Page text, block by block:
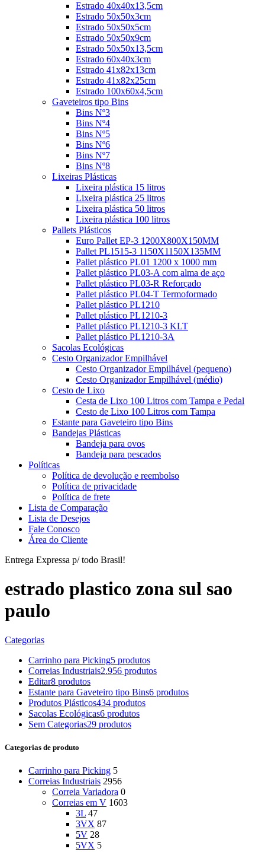
Estrado 40x40x13,5cm
Estrado 50x50x3cm
Estrado 50x50x5cm
Estrado 50x50x9cm
Estrado 50x50x13,5cm
Estrado 60x40x3cm
Estrado 41x82x13cm
Estrado 41x82x25cm
Estrado 100x60x4,5cm
Gaveteiros tipo Bins
Bins Nº3
Bins Nº4
Bins Nº5
Bins Nº6
Bins Nº7
Bins Nº8
Lixeiras Plásticas
Lixeira plástica 15 litros
Lixeira plástica 25 litros
Lixeira plástica 50 litros
Lixeira plástica 100 litros
Pallets Plásticos
Euro Pallet EP-3 1200X800X150MM
Pallet PL1515-3 1150X1150X135MM
Pallet plástico PL01 1200 x 1000 mm
Pallet plástico PL03-A com alma de aço
Pallet plástico PL03-R Reforçado
Pallet plástico PL04-T Termoformado
Pallet plástico PL1210
Pallet plástico PL1210-3
Pallet plástico PL1210-3 KLT
Pallet plástico PL1210-3A
Sacolas Ecológicas
Cesto Organizador Empilhável
Cesto Organizador Empilhável (pequeno)
Cesto Organizador Empilhável (médio)
Cesto de Lixo
Cesta de Lixo 100 Litros com Tampa e Pedal
Cesto de Lixo 100 Litros com Tampa
Estante para Gaveteiro tipo Bins
Bandejas Plásticas
Bandeja para ovos
Bandeja para pescados
Políticas
Política de devolução e reembolso
Política de privacidade
Política de frete
Lista de Comparação
Lista de Desejos
Fale Conosco
Área do Cliente
Entrega Expressa p/ todo Brasil!
estrado plastico zona sul sao
paulo
Categorias
Carrinho para Picking5 produtos
Correias Industriais2.956 produtos
Editar8 produtos
Estante para Gaveteiro tipo Bins6 produtos
Produtos Plásticos434 produtos
Sacolas Ecológicas6 produtos
Sem Categorias29 produtos
Categorias de produto
Carrinho para Picking 5
Correias Industriais 2956
Correia Variadora 0
Correias em V 1603
3L 47
3VX 87
5V 28
5VX 5